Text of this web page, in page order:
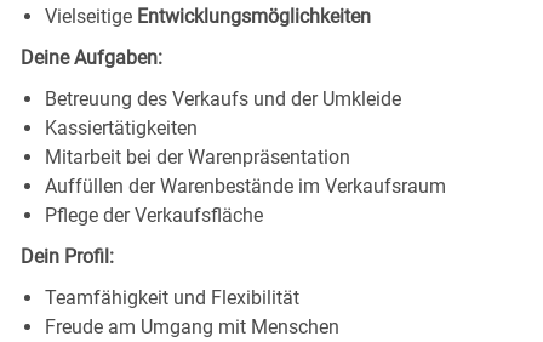
Vielseitige Entwicklungsmöglichkeiten
Deine Aufgaben:
Betreuung des Verkaufs und der Umkleide
Kassiertätigkeiten
Mitarbeit bei der Warenpräsentation
Auffüllen der Warenbestände im Verkaufsraum
Pflege der Verkaufsfläche
Dein Profil:
Teamfähigkeit und Flexibilität
Freude am Umgang mit Menschen